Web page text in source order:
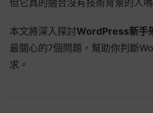
但它真的適合沒有技術背景的人嗎
本文將深入探討WordPress新手
最關心的7個問題，幫助你判斷
求。